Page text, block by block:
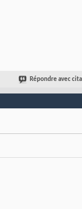
Répondre avec